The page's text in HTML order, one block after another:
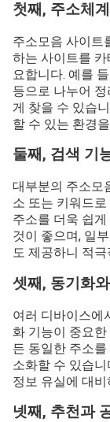
첫째, 주소체
주소모음 사이트
하는 사이트를
요합니다. 예를
등으로 나누어
게 찾을 수 있습
할 수 있는 환경
둘째, 검색 기
대부분의 주소모
소 또는 키워드
주소를 더욱 쉽
것이 좋으며, 일
도 제공하니 적
셋째, 동기화
여러 디바이스에
화 기능이 중요
든 동일한 주소
소화할 수 있습
정보 유실에 대
넷째, 추천과